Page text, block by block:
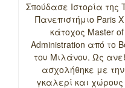
Σπούδασε Ιστορία της
Πανεπιστήμιο Paris
κάτοχος Master
Administration από το
του Μιλάνου. Ως
ασχολήθηκε με
γκαλερί και